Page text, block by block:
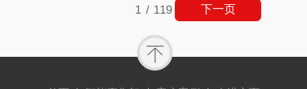
1 / 119 下一页